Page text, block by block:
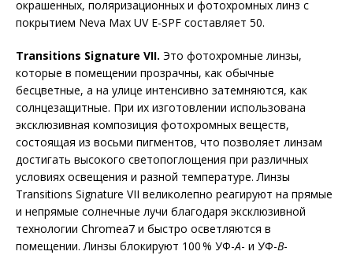
окрашенных, поляризационных и фотохромных линз с
покрытием Neva Max UV E-SPF составляет 50.
Transitions Signature VII. Это фотохромные линзы,
которые в помещении прозрачны, как обычные
бесцветные, а на улице интенсивно затемняются, как
солнцезащитные. При их изготовлении использована
эксклюзивная композиция фотохромных веществ,
состоящая из восьми пигментов, что позволяет линзам
достигать высокого светопоглощения при различных
условиях освещения и разной температуре. Линзы
Transitions Signature VII великолепно реагируют на прямые
и непрямые солнечные лучи благодаря эксклюзивной
технологии Chromea7 и быстро осветляются в
помещении. Линзы блокируют 100 % УФ-А- и УФ-В-